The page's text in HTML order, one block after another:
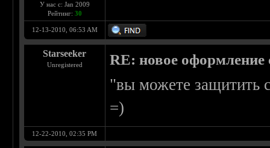
У нас с: Jan 2009
Рейтинг: 30
12-13-2010, 06:53 AM
Starseeker
Unregistered RE: новое оформление
"вы можете защитить
=)
12-22-2010, 02:35 PM